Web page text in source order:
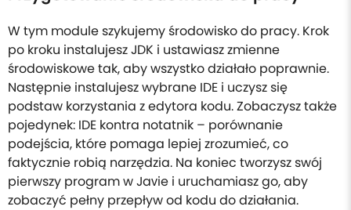
W tym module szykujemy środowisko do pracy. Krok
po kroku instalujesz JDK i ustawiasz zmienne
środowiskowe tak, aby wszystko działało poprawnie.
Następnie instalujesz wybrane IDE i uczysz się
podstaw korzystania z edytora kodu. Zobaczysz także
pojedynek: IDE kontra notatnik – porównanie
podejścia, które pomaga lepiej zrozumieć, co
faktycznie robią narzędzia. Na koniec tworzysz swój
pierwszy program w Javie i uruchamiasz go, aby
zobaczyć pełny przepływ od kodu do działania.